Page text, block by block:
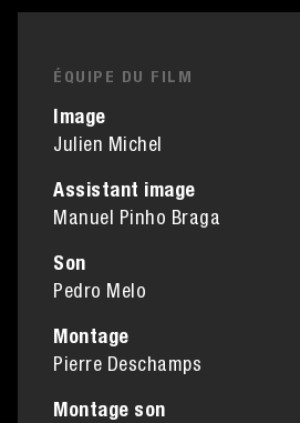
ÉQUIPE DU FILM
Image
Julien Michel
Assistant image
Manuel Pinho Braga
Son
Pedro Melo
Montage
Pierre Deschamps
Montage son